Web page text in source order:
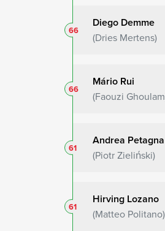
Diego Demme
Dries Mertens
66
Mário Rui
Faouzi Ghoulam
66
Andrea Petagna
Piotr Zieliński
61
Hirving Lozano
Matteo Politano
61